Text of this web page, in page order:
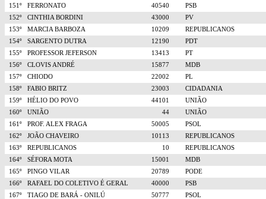
151º FERRONATO 40540
PSB
152º
CINTHIA BORDINI 43000
PV
153º
MARCIA BARBOZA 10209
REPUBLICANOS
154º
SARGENTO DUTRA 12190
PDT
155º
PROFESSOR JEFERSON 13413
PT
156º
CLOVIS ANDRÉ 15877
MDB
157º
CHIODO 22002
PL
158º
FABIO BRITZ 23003
CIDADANIA
159º
HÉLIO DO POVO 44101
UNIÃO
160º
UNIÃO 44
UNIÃO
161º
PROF. ALEX FRAGA 50005
PSOL
162º
JOÃO CHAVEIRO 10113
REPUBLICANOS
163º
REPUBLICANOS 10
REPUBLICANOS
164º
SÉFORA MOTA 15001
MDB
165º
PINGO VILAR 20789
PODE
166º
RAFAEL DO COLETIVO É GERAL 40000
PSB
167º
TIAGO DE BARÁ - ONILÚ 50777
PSOL